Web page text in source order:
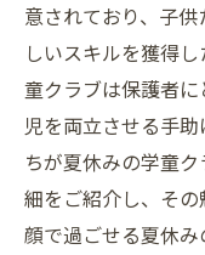
意されており、子
しいスキルを獲得
童クラブは保護者
児を両立させる手
ちが夏休みの学童
細をご紹介し、そ
顔で過ごせる夏休み